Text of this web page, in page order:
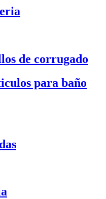
de corrugado
para baño